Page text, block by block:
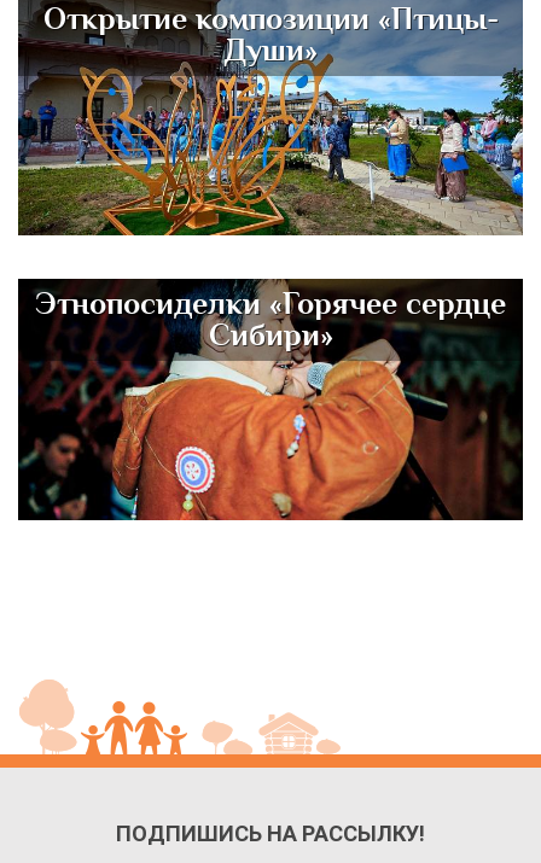
Открытие композиции «Птицы-
Души»
Этнопосиделки «Горячее сердце
Сибири»
ПОДПИШИСЬ НА РАССЫЛКУ!